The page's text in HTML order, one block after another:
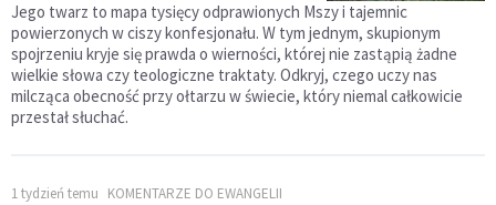
Jego twarz to mapa tysięcy odprawionych Mszy i tajemnic
powierzonych w ciszy konfesjonału. W tym jednym, skupionym
spojrzeniu kryje się prawda o wierności, której nie zastąpią żadne
wielkie słowa czy teologiczne traktaty. Odkryj, czego uczy nas
milcząca obecność przy ołtarzu w świecie, który niemal całkowicie
przestał słuchać.
1 tydzień temu KOMENTARZE DO EWANGELII